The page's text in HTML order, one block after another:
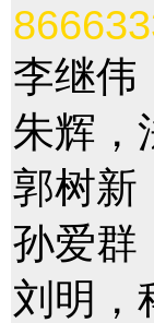
李继伟
朱辉，
郭树新
孙爱群
刘明，